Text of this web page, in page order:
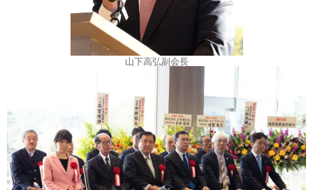
山下高弘副会長